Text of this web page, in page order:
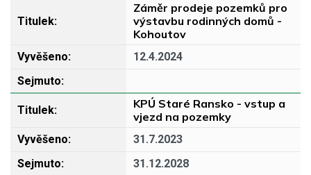
Záměr prodeje pozemků pro
výstavbu rodinných domů -
Kohoutov
12.4.2024
KPÚ Staré Ransko - vstup a
vjezd na pozemky
31.7.2023
31.12.2028